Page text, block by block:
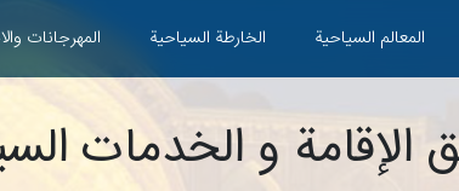
المعالم السياحية الخارطة السياحية المهرجانات
الإقامة و الخدمات